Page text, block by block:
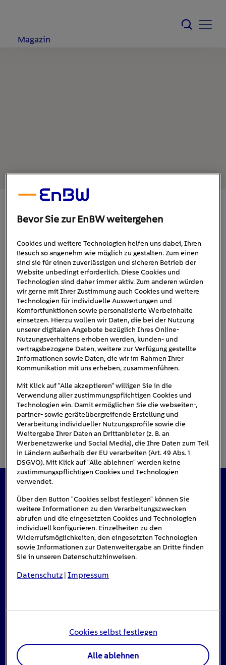
Magazin
1. Februar 2023 1min
E-Auto_Winter_Urlaub_Straße
Das könnte Sie auch interessieren
Bevor Sie zur EnBW weitergehen
Cookies und weitere Technologien helfen uns dabei, Ihren
Besuch so angenehm wie möglich zu gestalten. Zum einen
sind sie für einen zuverlässigen und sicheren Betrieb der
Website unbedingt erforderlich. Diese Cookies und
Technologien sind daher immer aktiv. Zum anderen würden
wir gerne mit Ihrer Zustimmung auch Cookies und weitere
Technologien für individuelle Auswertungen und
Komfortfunktionen sowie personalisierte Werbeinhalte
einsetzen. Hierzu wollen wir Daten, die bei der Nutzung
unserer digitalen Angebote bezüglich Ihres Online-
Nutzungsverhaltens erhoben werden, kunden- und
vertragsbezogene Daten, weitere zur Verfügung gestellte
Informationen sowie Daten, die wir im Rahmen Ihrer
Kommunikation mit uns erheben, zusammenführen.
Mit Klick auf "Alle akzeptieren" willigen Sie in die
Verwendung aller zustimmungspflichtigen Cookies und
Technologien ein. Damit ermöglichen Sie die webseiten-,
partner- sowie geräteübergreifende Erstellung und
Verarbeitung individueller Nutzungsprofile sowie die
Weitergabe Ihrer Daten an Drittanbieter (z. B. an
Werbenetzwerke und Social Media), die Ihre Daten zum Teil
in Ländern außerhalb der EU verarbeiten (Art. 49 Abs. 1
DSGVO). Mit Klick auf "Alle ablehnen" werden keine
zustimmungspflichtigen Cookies und Technologien
verwendet.
Über den Button "Cookies selbst festlegen" können Sie
weitere Informationen zu den Verarbeitungszwecken
abrufen und die eingesetzten Cookies und Technologien
individuell konfigurieren. Einzelheiten zu den
Widerrufsmöglichkeiten, den eingesetzten Technologien
sowie Informationen zur Datenweitergabe an Dritte finden
Sie in unseren Datenschutzhinweisen.
Datenschutz |Impressum
Cookies selbst festlegen
Alle ablehnen